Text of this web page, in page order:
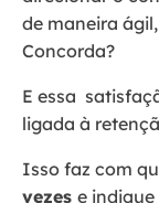
de maneira ágil,
Concorda?
E essa
ligada à
Isso faz com
vezes e